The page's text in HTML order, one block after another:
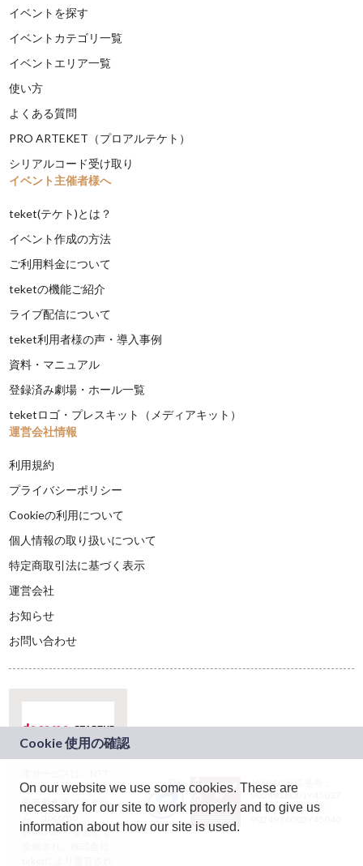
イベントを探す
イベントカテゴリ一覧
イベントエリア一覧
使い方
よくある質問
PRO ARTEKET（プロアルテケト）
シリアルコード受け取り
イベント主催者様へ
teket(テケト)とは？
イベント作成の方法
ご利用料金について
teketの機能ご紹介
ライブ配信について
teket利用者様の声・導入事例
資料・マニュアル
登録済み劇場・ホール一覧
teketロゴ・プレスキット（メディアキット）
運営会社情報
利用規約
プライバシーポリシー
Cookieの利用について
個人情報の取り扱いについて
特定商取引法に基づく表示
運営会社
お知らせ
お問い合わせ
ドコモグループの新
規事業創出プログラ
ム「docomo
STARTUP」を通じて
JASRAC許諾番号：
9024936001Y45037
JASRAC許諾番号：
On our website we use some cookies. These are
necessary for our site to work properly and to give us
information about how our site is used.